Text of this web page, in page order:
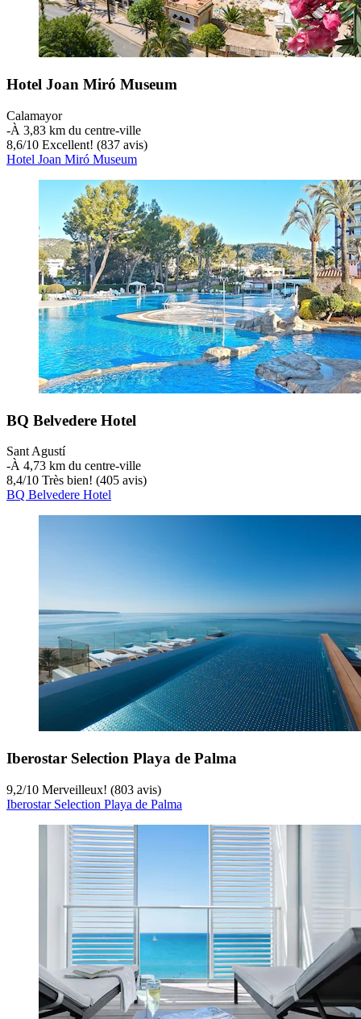
Hotel Joan Miró Museum
Calamayor
‐À 3,83 km du centre-ville
8,6/10 Excellent! (837 avis)
Hotel Joan Miró Museum
BQ Belvedere Hotel
Sant Agustí
‐À 4,73 km du centre-ville
8,4/10 Très bien! (405 avis)
BQ Belvedere Hotel
Iberostar Selection Playa de Palma
9,2/10 Merveilleux! (803 avis)
Iberostar Selection Playa de Palma